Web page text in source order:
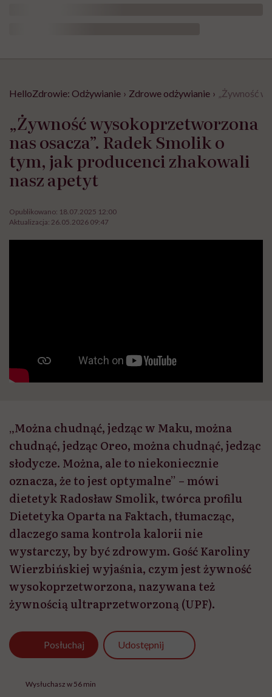
HelloZdrowie: Odżywianie › Zdrowe odżywianie › „Żywność
„Żywność wysokoprzetworzona
nas osacza”. Radek Smolik o
tym, jak producenci zhakowali
nasz apetyt
Opublikowano: 18.07.2025 12:00
Aktualizacja: 26.05.2026 09:47
„Można chudnąć, jedząc w Maku, można
chudnąć, jedząc Oreo, można chudnąć, jedząc
słodycze. Można, ale to niekoniecznie
oznacza, że to jest optymalne” – mówi
dietetyk Radosław Smolik, twórca profilu
Dietetyka Oparta na Faktach, tłumacząc,
dlaczego sama kontrola kalorii nie
wystarczy, by być zdrowym. Gość Karoliny
Wierzbińskiej wyjaśnia, czym jest żywność
wysokoprzetworzona, nazywana też
żywnością ultraprzetworzoną (UPF).
Posłuchaj Udostępnij
Wysłuchasz w 56 min